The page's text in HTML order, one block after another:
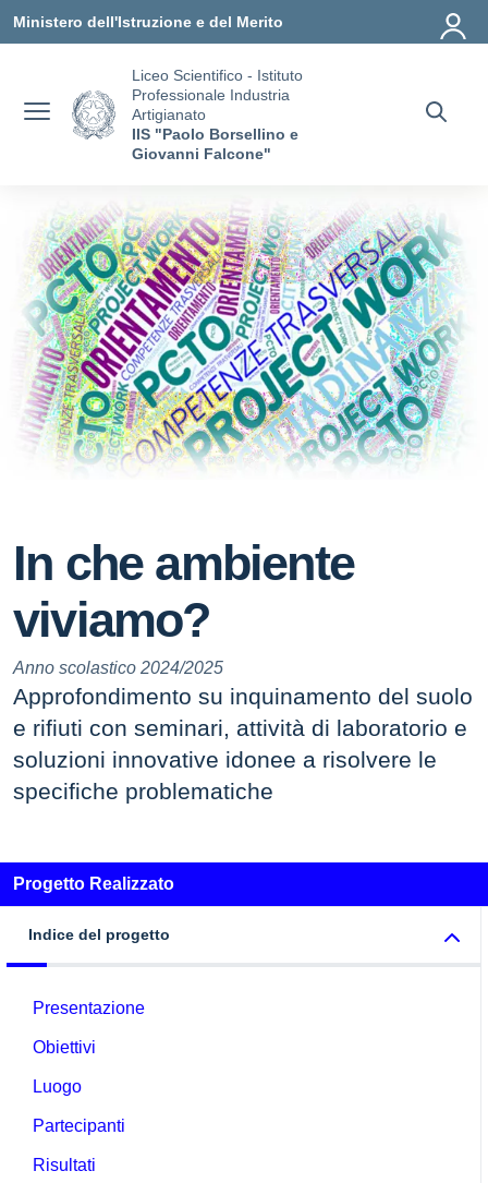
Ministero dell'Istruzione e del Merito
Liceo Scientifico - Istituto
Professionale Industria
Artigianato
IIS "Paolo Borsellino e
Giovanni Falcone"
In che ambiente
viviamo?
Anno scolastico 2024/2025
Approfondimento su inquinamento del suolo
e rifiuti con seminari, attività di laboratorio e
soluzioni innovative idonee a risolvere le
specifiche problematiche
Progetto Realizzato
Indice del progetto
Presentazione
Obiettivi
Luogo
Partecipanti
Risultati